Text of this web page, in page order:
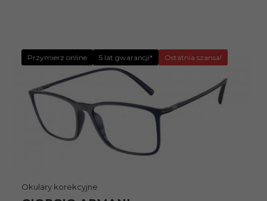
Przymierz online 5 lat gwarancji* Ostatnia szansa!
Okulary korekcyjne